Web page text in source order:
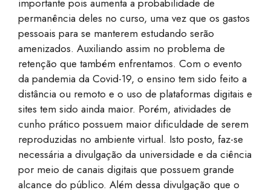
permanência deles no curso, uma vez que os gastos
pessoais para se manterem estudando serão
amenizados. Auxiliando assim no problema de
retenção que também enfrentamos. Com o evento
da pandemia da Covid-19, o ensino tem sido feito a
distância ou remoto e o uso de plataformas digitais e
sites tem sido ainda maior. Porém, atividades de
cunho prático possuem maior dificuldade de serem
reproduzidas no ambiente virtual. Isto posto, faz-se
necessária a divulgação da universidade e da ciência
por meio de canais digitais que possuem grande
alcance do público. Além dessa divulgação que o